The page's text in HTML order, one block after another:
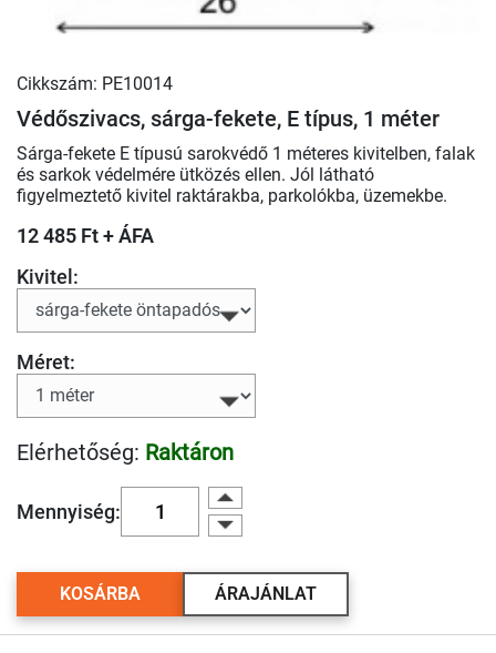
Cikkszám: PE10014
Védőszivacs, sárga-fekete, E típus, 1 méter
Sárga-fekete E típusú sarokvédő 1 méteres kivitelben, falak
és sarkok védelmére ütközés ellen. Jól látható
figyelmeztető kivitel raktárakba, parkolókba, üzemekbe.
12 485 Ft + ÁFA
Kivitel:
Méret:
Elérhetőség: Raktáron
Mennyiség:
KOSÁRBA ÁRAJÁNLAT